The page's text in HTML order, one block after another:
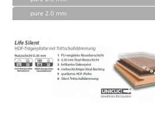
pure 2.0 mm